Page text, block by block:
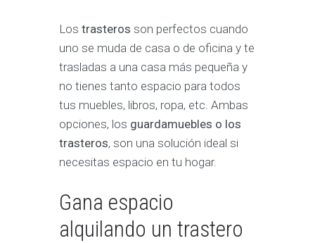
Los trasteros son perfectos cuando
uno se muda de casa o de oficina y te
trasladas a una casa más pequeña y
no tienes tanto espacio para todos
tus muebles, libros, ropa, etc. Ambas
opciones, los guardamuebles o los
trasteros, son una solución ideal si
necesitas espacio en tu hogar.
Gana espacio
alquilando un trastero